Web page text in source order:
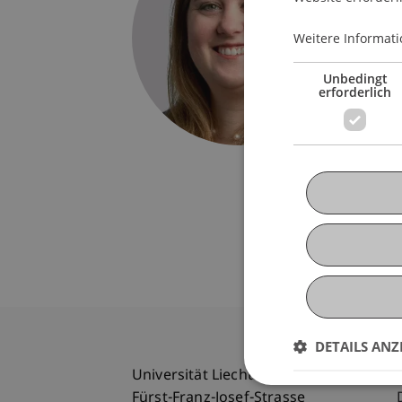
9490
T. +423
Universität Liechtenstein
Weitere
Unbedingt
erforderlich
DETAILS